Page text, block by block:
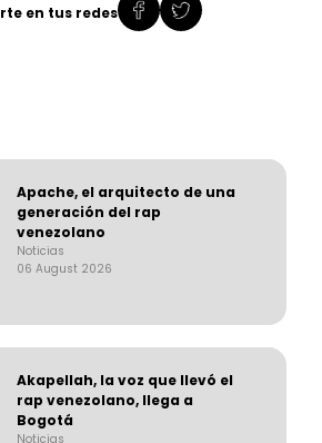
Apache, el arquitecto de una
generación del rap
venezolano
Noticias
06 August 2026
Akapellah, la voz que llevó el
rap venezolano, llega a
Bogotá
Noticias
en tus redes